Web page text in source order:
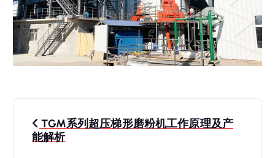
文
章
TGM系列超压梯形磨粉机工作原理及产
能解析